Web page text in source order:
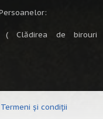
( Clădirea de birouri
Termeni și condiții